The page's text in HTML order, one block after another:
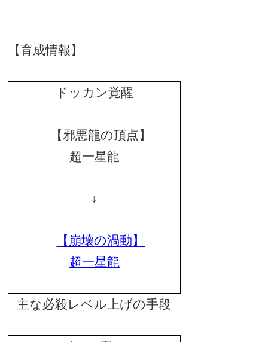
【育成情報】
ドッカン覚醒
【邪悪龍の頂点】
超一星龍
↓
【崩壊の渦動】
超一星龍
主な必殺レベル上げの手段